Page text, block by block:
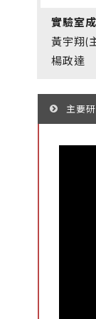
實驗室
黃宇翔(
楊政達
主要